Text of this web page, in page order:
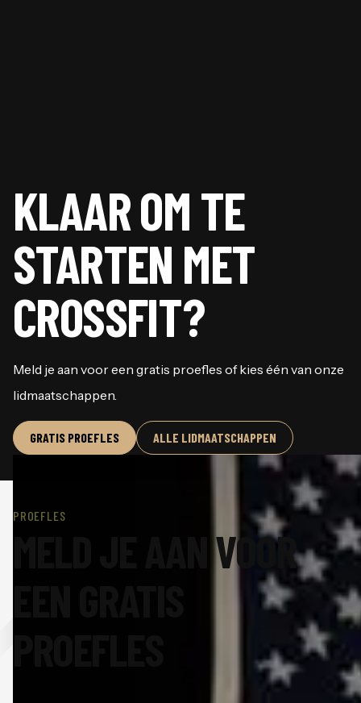
KLAAR OM TE
STARTEN MET
CROSSFIT?
Meld je aan voor een gratis proefles of kies één van onze
lidmaatschappen.
GRATIS PROEFLES ALLE LIDMAATSCHAPPEN
PROEFLES
MELD JE AAN VOOR